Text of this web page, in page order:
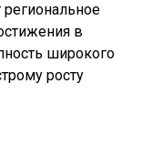
в
широкого
росту